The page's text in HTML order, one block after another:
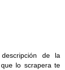
de la
lo scrapera te